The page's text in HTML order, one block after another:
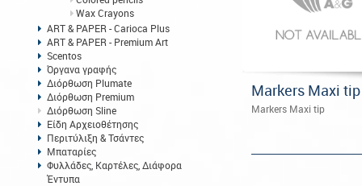
Wax Crayons
ART & PAPER - Carioca Plus
ART & PAPER - Premium Art
Scentos
Όργανα γραφής
Διόρθωση Plumate
Διόρθωση Premium
Διόρθωση Sline
Είδη Αρχειοθέτησης
Περιτύλιξη & Τσάντες
Μπαταρίες
Φυλλάδες, Καρτέλες, Διάφορα
Έντυπα
Markers Maxi tip
Markers Maxi tip